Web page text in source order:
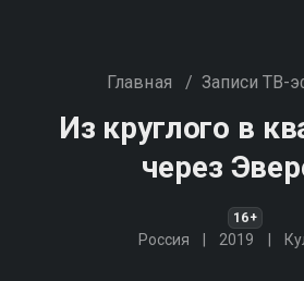
Главная / Записи ТВ-
Из круглого в
через
16+
Россия 2019